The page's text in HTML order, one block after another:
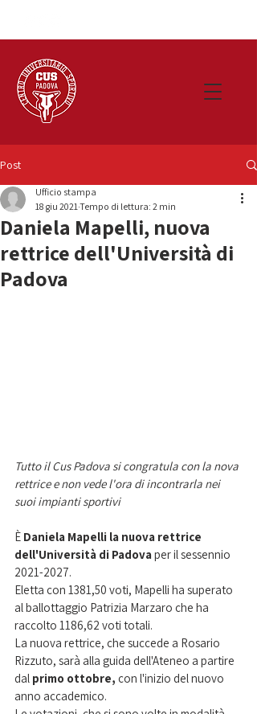
Post
Daniela Mapelli, nuova
rettrice dell'Università di
Padova
Ufficio stampa
18 giu 2021Tempo di lettura: 2 min
Tutto il Cus Padova si congratula con la nova
rettrice e non vede l'ora di incontrarla nei
suoi impianti sportivi
È Daniela Mapelli la nuova rettrice
dell'Università di Padova per il sessennio
2021-2027.
Eletta con 1381,50 voti, Mapelli ha superato
al ballottaggio Patrizia Marzaro che ha
raccolto 1186,62 voti totali.
La nuova rettrice, che succede a Rosario
Rizzuto, sarà alla guida dell'Ateneo a partire
dal primo ottobre, con l'inizio del nuovo
anno accademico.